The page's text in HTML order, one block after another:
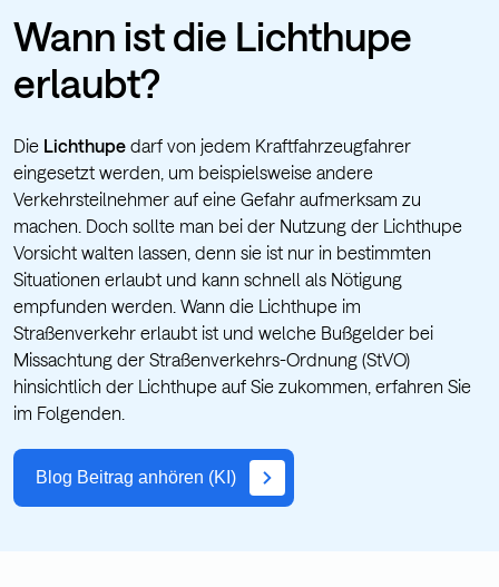
Wann ist die Lichthupe
erlaubt?
Die Lichthupe darf von jedem Kraftfahrzeugfahrer
eingesetzt werden, um beispielsweise andere
Verkehrsteilnehmer auf eine Gefahr aufmerksam zu
machen. Doch sollte man bei der Nutzung der Lichthupe
Vorsicht walten lassen, denn sie ist nur in bestimmten
Situationen erlaubt und kann schnell als Nötigung
empfunden werden. Wann die Lichthupe im
Straßenverkehr erlaubt ist und welche Bußgelder bei
Missachtung der Straßenverkehrs-Ordnung (StVO)
hinsichtlich der Lichthupe auf Sie zukommen, erfahren Sie
im Folgenden.
Blog Beitrag anhören (KI)